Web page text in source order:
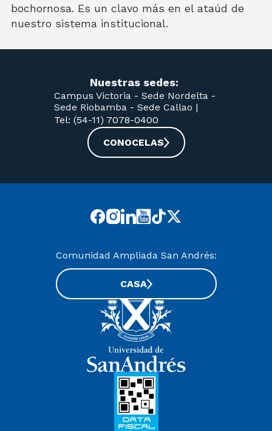
bochornosa. Es un clavo más en el ataúd de
nuestro sistema institucional.
Nuestras sedes:
Campus Victoria - Sede Nordelta -
Sede Riobamba - Sede Callao |
Tel: (54-11) 7078-0400
CONOCELAS
Comunidad Ampliada San Andrés:
CASA